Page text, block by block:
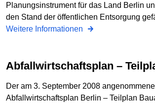
Planungsinstrument für das Land Berlin
den Stand der öffentlichen Entsorgung
Weitere Informationen
Abfallwirtschaftsplan –
Der am 3. September 2008 angenommene
Abfallwirtschaftsplan Berlin – Teilplan